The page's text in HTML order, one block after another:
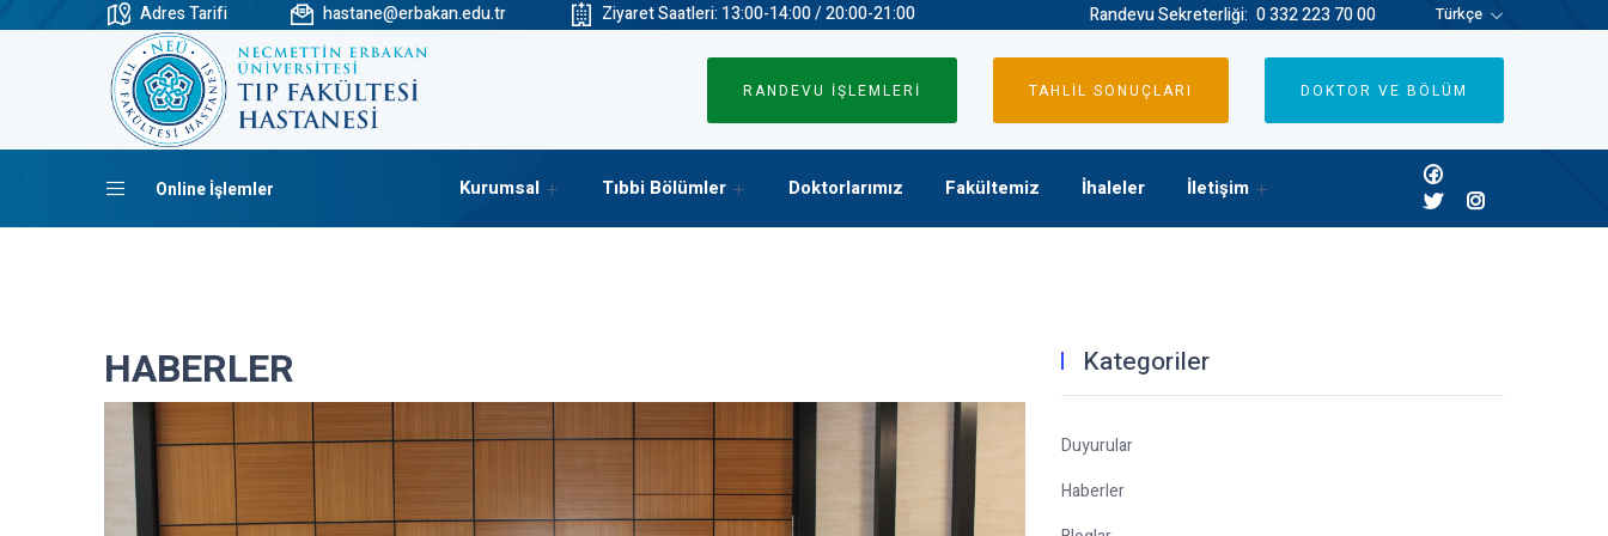
Adres Tarifi hastane@erbakan.edu.tr Ziyaret Saatleri: 13:00-14:00 / 20:00-21:00 Randevu Sekreterliği: 0 332 223 70 00 Türkçe
RANDEVU İŞLEMLERİ TAHLİL SONUÇLARI DOKTOR VE BÖLÜM
Online İşlemler Kurumsal Tıbbi Bölümler Doktorlarımız Fakültemiz İhaleler İletişim
HABERLER Kategoriler
Duyurular
Haberler